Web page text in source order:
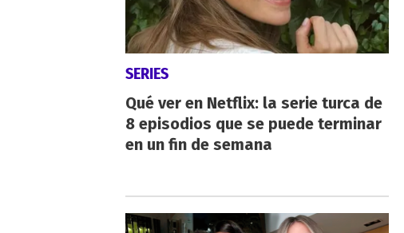
SERIES
Qué ver en Netflix: la serie turca de
8 episodios que se puede terminar
en un fin de semana